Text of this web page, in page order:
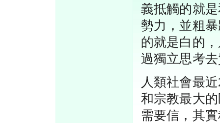
義抵觸的就
勢力，並粗
的就是白的
過獨立思考
人類社會最
和宗教最大
需要信，其